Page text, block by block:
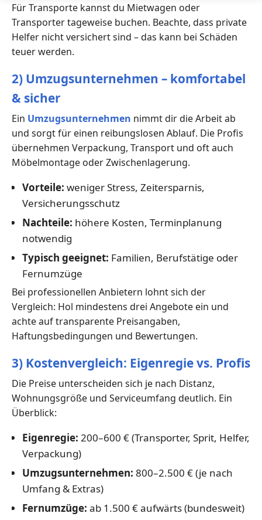
Für Transporte kannst du Mietwagen oder
Transporter tageweise buchen. Beachte, dass private
Helfer nicht versichert sind – das kann bei Schäden
teuer werden.
2) Umzugsunternehmen – komfortabel
& sicher
Ein Umzugsunternehmen nimmt dir die Arbeit ab
und sorgt für einen reibungslosen Ablauf. Die Profis
übernehmen Verpackung, Transport und oft auch
Möbelmontage oder Zwischenlagerung.
Vorteile: weniger Stress, Zeitersparnis,
Versicherungsschutz
Nachteile: höhere Kosten, Terminplanung
notwendig
Typisch geeignet: Familien, Berufstätige oder
Fernumzüge
Bei professionellen Anbietern lohnt sich der
Vergleich: Hol mindestens drei Angebote ein und
achte auf transparente Preisangaben,
Haftungsbedingungen und Bewertungen.
3) Kostenvergleich: Eigenregie vs. Profis
Die Preise unterscheiden sich je nach Distanz,
Wohnungsgröße und Serviceumfang deutlich. Ein
Überblick:
Eigenregie: 200–600 € (Transporter, Sprit, Helfer,
Verpackung)
Umzugsunternehmen: 800–2.500 € (je nach
Umfang & Extras)
Fernumzüge: ab 1.500 € aufwärts (bundesweit)